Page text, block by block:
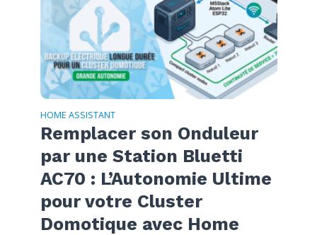
HOME ASSISTANT
Remplacer son Onduleur
par une Station Bluetti
AC70 : L’Autonomie Ultime
pour votre Cluster
Domotique avec Home